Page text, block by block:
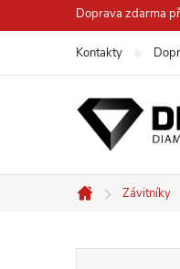
na
Doprava zdarma
Kontakty
Domů
Závitníky